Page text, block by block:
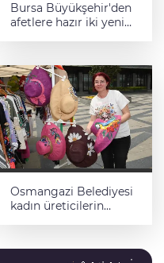
Bursa Büyükşehir'den
afetlere hazır iki yeni
Osmangazi Belediyesi
kadın üreticilerin